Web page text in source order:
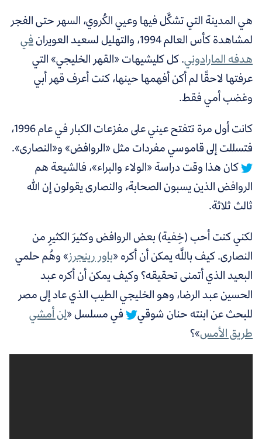
هي المدينة التي تشكَّل فيها وعيي الكُروي، السهر حتى الفجر
لمشاهدة كأس العالم 1994، والتهليل
لسعيد العويرانفي
هدفه المارادوني. كل كليشيهات «القهر الخليجي» التي
عرفتها لاحقًا لم أكن أفهمها حينها، كنت أعرف قهر أبي
وغضب أمي فقط.
كانت أول مرة تتفتح عيني على مفزعات الكبار في عام 1996،
فتسللت إلى قاموسي مفردات مثل «الروافض» و«النصارى».
كان هذا وقت دراسة «الولاء والبراء»، فالشيعة هم
الروافض الذين يسبون الصحابة، والنصارى يقولون إن الله
ثالث ثلاثة.
لكني كنت أحب (خِفية) بعض الروافض وكثيرَ الكثيرِ من
النصارى. كيف باللَّه يمكن أن أكره «باور رينجرز»وهُم حلمي
البعيد الذي أتمنى تحقيقه؟وكيف يمكن أن أكره عبد
الحسين عبد الرضا، وهو الخليجي الطيب الذي عاد إلى مصر
للبحث عن ابنته حنان شوقي
في مسلسل «لن أمشي
طريق الأمس»؟